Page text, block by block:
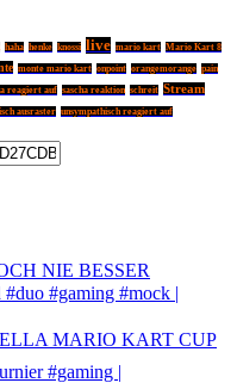
haha henke knossi live mario kart Mario Kart 8
monte mario kart onpoint orangemorange pain
reagiert auf sascha reaktion schreit Stream
ausraster unsympathisch reagiert auf
NIE BESSER
#gaming #mock |
MARIO KART CUP
#gaming |